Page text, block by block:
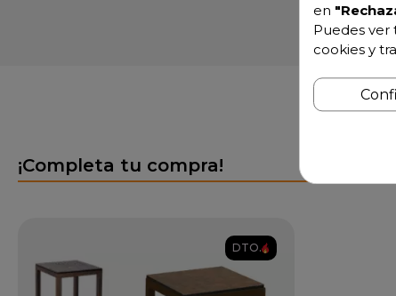
¡Completa tu compra!
DTO.
en
Puedes ver
cookies y